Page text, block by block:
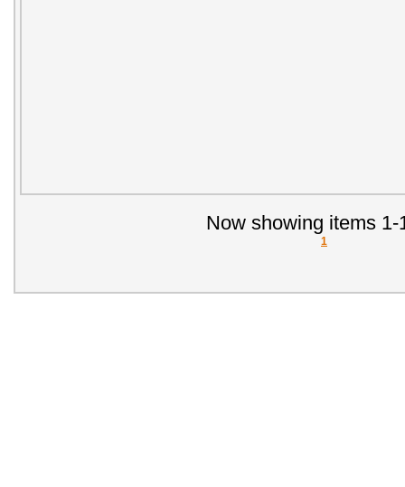
Now showing items 1-
1